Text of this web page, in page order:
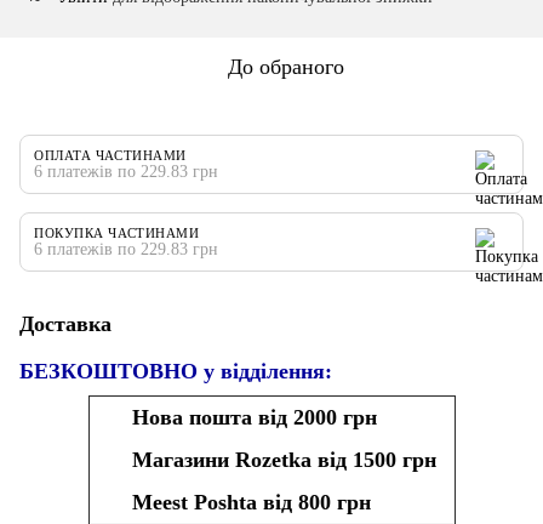
До обраного
ОПЛАТА ЧАСТИНАМИ
6 платежів по 229.83 грн
ПОКУПКА ЧАСТИНАМИ
6 платежів по 229.83 грн
Доставка
БЕЗКОШТОВНО у відділення:
Нова пошта від 2000 грн
Магазини Rozetka від 1500 грн
Meest Poshta від 800 грн